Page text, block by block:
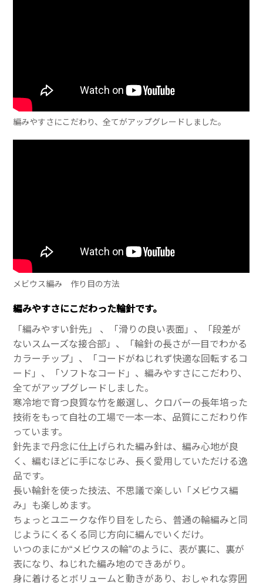
編みやすさにこだわり、全てがアップグレードしました。
メビウス編み 作り目の方法
編みやすさにこだわった輪針です。
「編みやすい針先」 、「滑りの良い表面」、「段差が
ないスムーズな接合部」、「輪針の長さが一目でわかる
カラーチップ」、「コードがねじれず快適な回転するコ
ード」、「ソフトなコード」、編みやすさにこだわり、
全てがアップグレードしました。
寒冷地で育つ良質な竹を厳選し、クロバーの長年培った
技術をもって自社の工場で一本一本、品質にこだわり作
っています。
針先まで丹念に仕上げられた編み針は、編み心地が良
く、編むほどに手になじみ、長く愛用していただける逸
品です。
長い輪針を使った技法、不思議で楽しい「メビウス編
み」も楽しめます。
ちょっとユニークな作り目をしたら、普通の輪編みと同
じようにくるくる同じ方向に編んでいくだけ。
いつのまにか“メビウスの輪”のように、表が裏に、裏が
表になり、ねじれた編み地のできあがり。
身に着けるとボリュームと動きがあり、おしゃれな雰囲